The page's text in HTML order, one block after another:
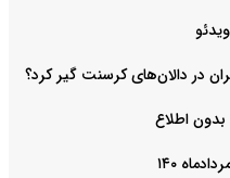
در دالان‌های کرسنت گیر کرد؟
بدون اطلاع